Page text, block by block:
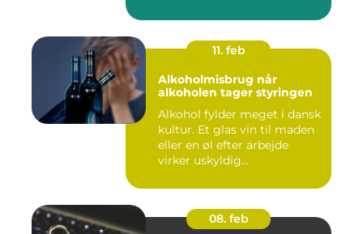
11. feb
Alkoholmisbrug når
alkoholen tager styringen
Alkohol fylder meget i dansk
kultur. Et glas vin til maden
eller en øl efter arbejde
virker uskyldig...
08. feb